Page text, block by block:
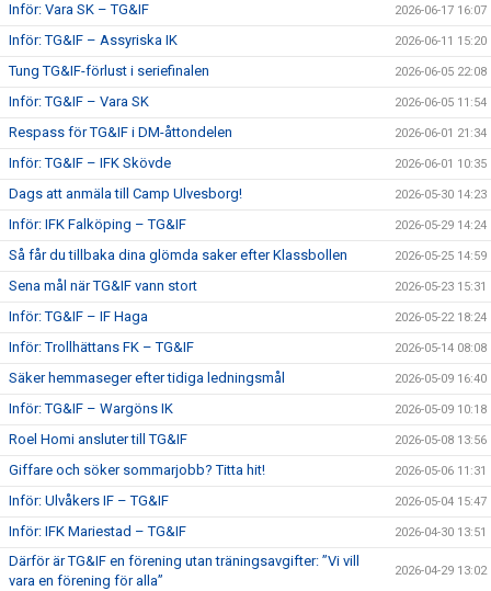
Inför: Vara SK – TG&IF 2026-06-17 16:07
Inför: TG&IF – Assyriska IK 2026-06-11 15:20
Tung TG&IF-förlust i seriefinalen 2026-06-05 22:08
Inför: TG&IF – Vara SK 2026-06-05 11:54
Respass för TG&IF i DM-åttondelen 2026-06-01 21:34
Inför: TG&IF – IFK Skövde 2026-06-01 10:35
Dags att anmäla till Camp Ulvesborg! 2026-05-30 14:23
Inför: IFK Falköping – TG&IF 2026-05-29 14:24
Så får du tillbaka dina glömda saker efter Klassbollen 2026-05-25 14:59
Sena mål när TG&IF vann stort 2026-05-23 15:31
Inför: TG&IF – IF Haga 2026-05-22 18:24
Inför: Trollhättans FK – TG&IF 2026-05-14 08:08
Säker hemmaseger efter tidiga ledningsmål 2026-05-09 16:40
Inför: TG&IF – Wargöns IK 2026-05-09 10:18
Roel Homi ansluter till TG&IF 2026-05-08 13:56
Giffare och söker sommarjobb? Titta hit! 2026-05-06 11:31
Inför: Ulvåkers IF – TG&IF 2026-05-04 15:47
Inför: IFK Mariestad – TG&IF 2026-04-30 13:51
Därför är TG&IF en förening utan träningsavgifter: ”Vi vill
vara en förening för alla”
2026-04-29 13:02